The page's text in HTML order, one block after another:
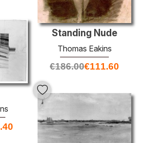
Standing Nude
Thomas Eakins
€186.00€111.60